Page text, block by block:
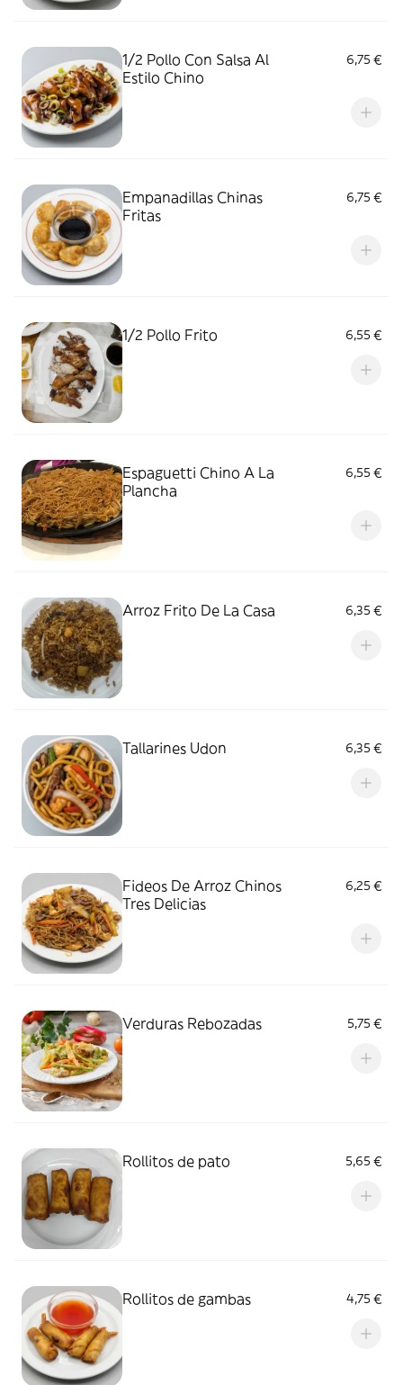
1/2 Pollo Con Salsa Al
Estilo Chino
6,75 €
Empanadillas Chinas
Fritas
6,75 €
1/2 Pollo Frito 6,55 €
Espaguetti Chino A La
Plancha
6,55 €
Arroz Frito De La Casa 6,35 €
Tallarines Udon 6,35 €
Fideos De Arroz Chinos
Tres Delicias
6,25 €
Verduras Rebozadas 5,75 €
Rollitos de pato 5,65 €
Rollitos de gambas 4,75 €